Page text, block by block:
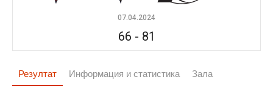
07.04.2024
66 - 81
Резултат Информация и статистика Зала